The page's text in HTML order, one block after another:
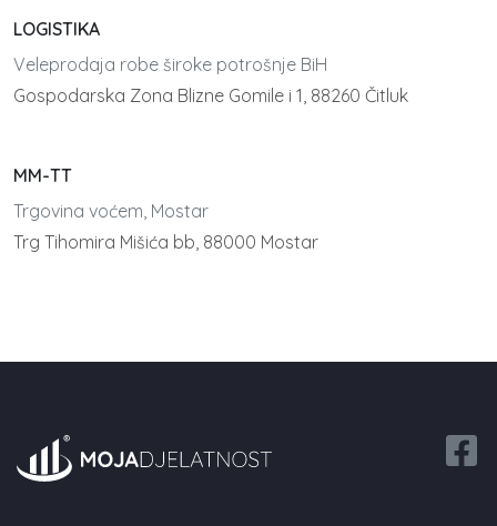
LOGISTIKA
Veleprodaja robe široke potrošnje BiH
Gospodarska Zona Blizne Gomile i 1, 88260 Čitluk
MM-TT
Trgovina voćem, Mostar
Trg Tihomira Mišića bb, 88000 Mostar